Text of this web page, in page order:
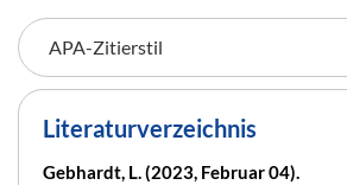
Literaturverzeichnis
Gebhardt, L. (2023, Februar 04).